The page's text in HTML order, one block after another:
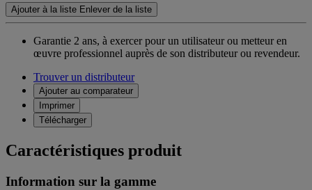
Ajouter à la liste Enlever de la liste
Garantie 2 ans, à exercer pour un utilisateur ou metteur en
œuvre professionnel auprès de son distributeur ou revendeur.
Trouver un distributeur
Ajouter au comparateur
Imprimer
Télécharger
Caractéristiques produit
Information sur la gamme